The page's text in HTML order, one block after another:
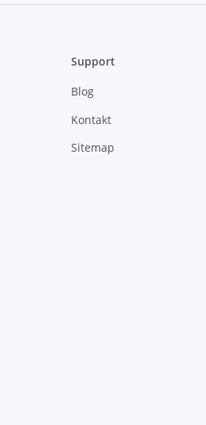
Support
Blog
Kontakt
Sitemap